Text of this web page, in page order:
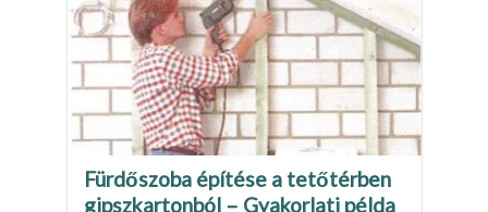
Fürdőszoba építése a tetőtérben
gipszkartonból – Gyakorlati példa